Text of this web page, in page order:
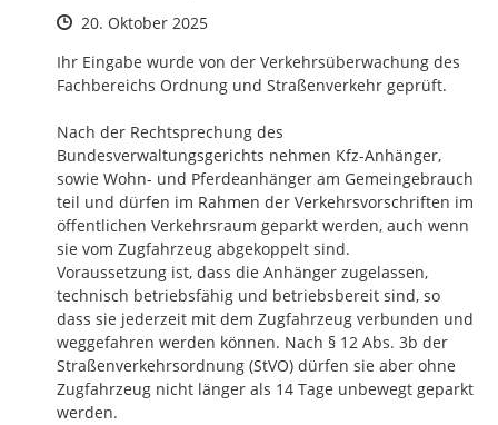
Zeitpunkt des Erstellens
20. Oktober 2025
Ihr Eingabe wurde von der Verkehrsüberwachung des
Fachbereichs Ordnung und Straßenverkehr geprüft.
Nach der Rechtsprechung des
Bundesverwaltungsgerichts nehmen Kfz-Anhänger,
sowie Wohn- und Pferdeanhänger am Gemeingebrauch
teil und dürfen im Rahmen der Verkehrsvorschriften im
öffentlichen Verkehrsraum geparkt werden, auch wenn
sie vom Zugfahrzeug abgekoppelt sind.
Voraussetzung ist, dass die Anhänger zugelassen,
technisch betriebsfähig und betriebsbereit sind, so
dass sie jederzeit mit dem Zugfahrzeug verbunden und
weggefahren werden können. Nach § 12 Abs. 3b der
Straßenverkehrsordnung (StVO) dürfen sie aber ohne
Zugfahrzeug nicht länger als 14 Tage unbewegt geparkt
werden.